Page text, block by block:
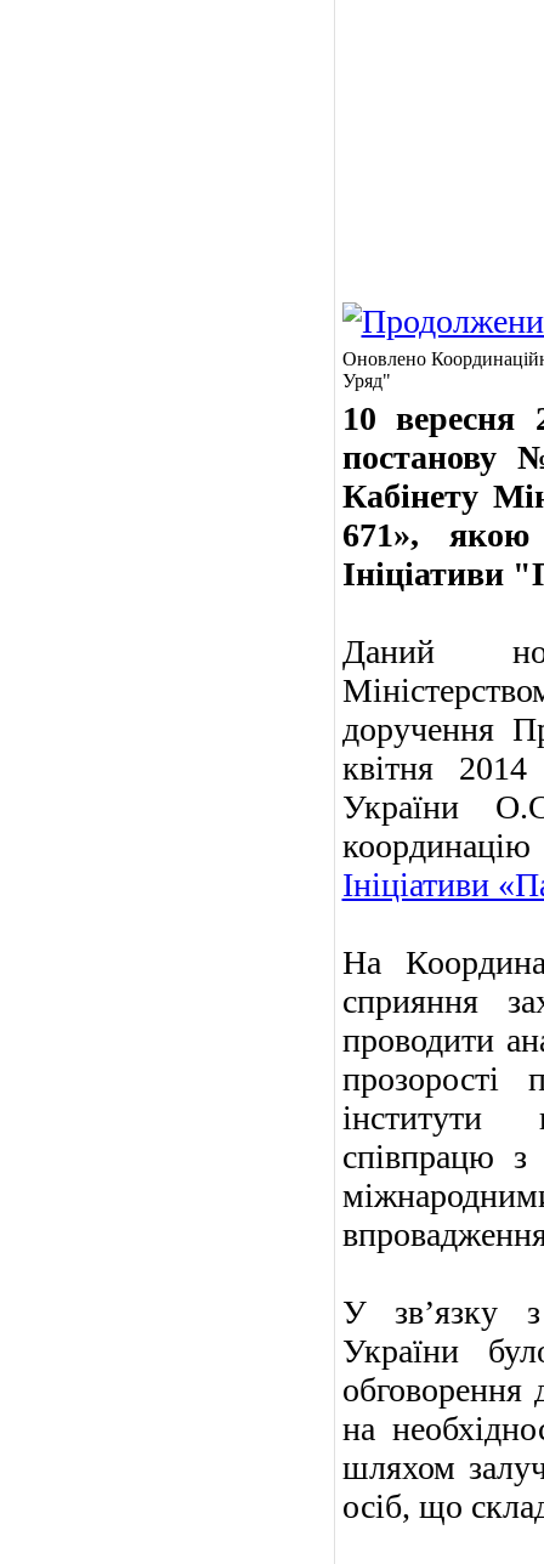
Оновлено
Уряд"
10 вересня
постанову
Кабінету
671», якою
Ініціативи
Даний
доручення
квітня
України
Ініціативи
На
сприяння
проводити
прозорості
інститути
співпрацю з
У зв’язку
України
обговорення
на
шляхом
осіб, що